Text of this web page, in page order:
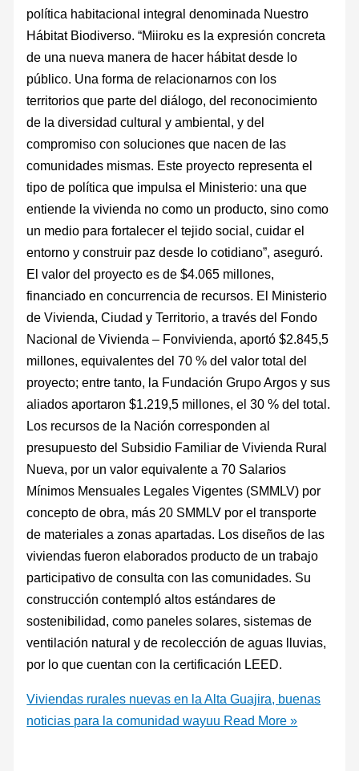
política habitacional integral denominada Nuestro
Hábitat Biodiverso. “Miiroku es la expresión concreta
de una nueva manera de hacer hábitat desde lo
público. Una forma de relacionarnos con los
territorios que parte del diálogo, del reconocimiento
de la diversidad cultural y ambiental, y del
compromiso con soluciones que nacen de las
comunidades mismas. Este proyecto representa el
tipo de política que impulsa el Ministerio: una que
entiende la vivienda no como un producto, sino como
un medio para fortalecer el tejido social, cuidar el
entorno y construir paz desde lo cotidiano”, aseguró.
El valor del proyecto es de $4.065 millones,
financiado en concurrencia de recursos. El Ministerio
de Vivienda, Ciudad y Territorio, a través del Fondo
Nacional de Vivienda – Fonvivienda, aportó $2.845,5
millones, equivalentes del 70 % del valor total del
proyecto; entre tanto, la Fundación Grupo Argos y sus
aliados aportaron $1.219,5 millones, el 30 % del total.
Los recursos de la Nación corresponden al
presupuesto del Subsidio Familiar de Vivienda Rural
Nueva, por un valor equivalente a 70 Salarios
Mínimos Mensuales Legales Vigentes (SMMLV) por
concepto de obra, más 20 SMMLV por el transporte
de materiales a zonas apartadas. Los diseños de las
viviendas fueron elaborados producto de un trabajo
participativo de consulta con las comunidades. Su
construcción contempló altos estándares de
sostenibilidad, como paneles solares, sistemas de
ventilación natural y de recolección de aguas lluvias,
por lo que cuentan con la certificación LEED.
Viviendas rurales nuevas en la Alta Guajira, buenas
noticias para la comunidad wayuu Read More »